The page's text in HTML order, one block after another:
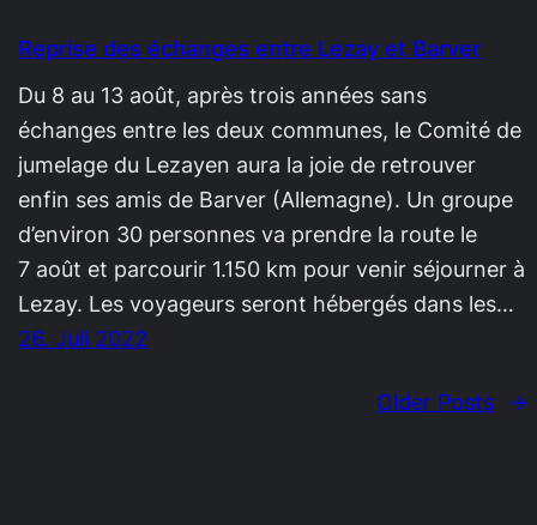
Reprise des échanges entre Lezay et Barver
Du 8 au 13 août, après trois années sans
échanges entre les deux communes, le Comité de
jumelage du Lezayen aura la joie de retrouver
enfin ses amis de Barver (Allemagne). Un groupe
d’environ 30 personnes va prendre la route le
7 août et parcourir 1.150 km pour venir séjourner à
Lezay. Les voyageurs seront hébergés dans les…
26. Juli 2022
Older Posts →